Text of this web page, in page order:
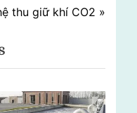
thu giữ khí CO2